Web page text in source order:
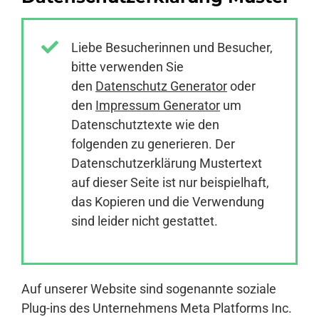
Pressemitteilungen
Anmelden
Liebe Besucherinnen und Besucher,
bitte verwenden Sie
den Datenschutz Generatoroder
den Impressum Generator um
Datenschutztexte wie den
folgenden zu generieren. Der
Datenschutzerklärung Mustertext
auf dieser Seite ist nur beispielhaft,
das Kopieren und die Verwendung
sind leider nicht gestattet.
Auf unserer Website sind sogenannte soziale
Plug-ins des Unternehmens Meta Platforms Inc.